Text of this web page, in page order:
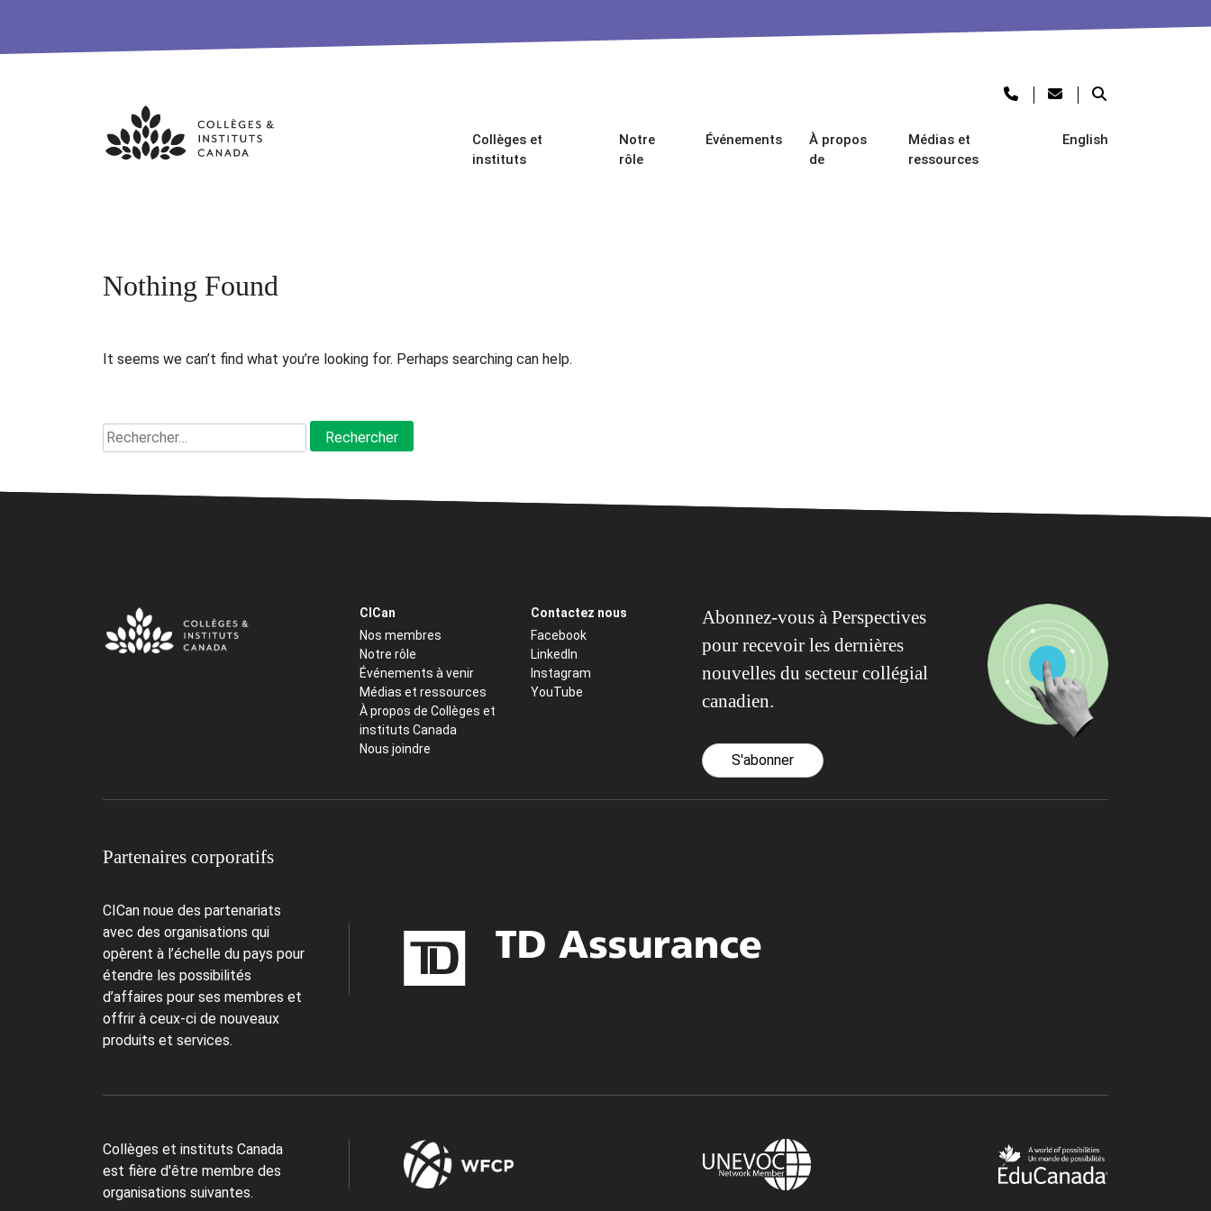
Skip
Collèges et
instituts
Notre
rôle
Événements
À propos
de
Médias et
ressources
English
Nothing Found
It seems we can’t find what you’re looking for. Perhaps searching can help.
Rechercher :
CICan
Nos membres
Notre rôle
Événements à venir
Médias et ressources
À propos de Collèges et
instituts Canada
Nous joindre
Contactez nous
Facebook
LinkedIn
Instagram
YouTube
Abonnez-vous à Perspectives
pour recevoir les dernières
nouvelles du secteur collégial
canadien.
S'abonner
Partenaires corporatifs
CICan noue des partenariats
avec des organisations qui
opèrent à l’échelle du pays pour
étendre les possibilités
d’affaires pour ses membres et
offrir à ceux-ci de nouveaux
produits et services.
Collèges et instituts Canada
est fière d'être membre des
organisations suivantes.